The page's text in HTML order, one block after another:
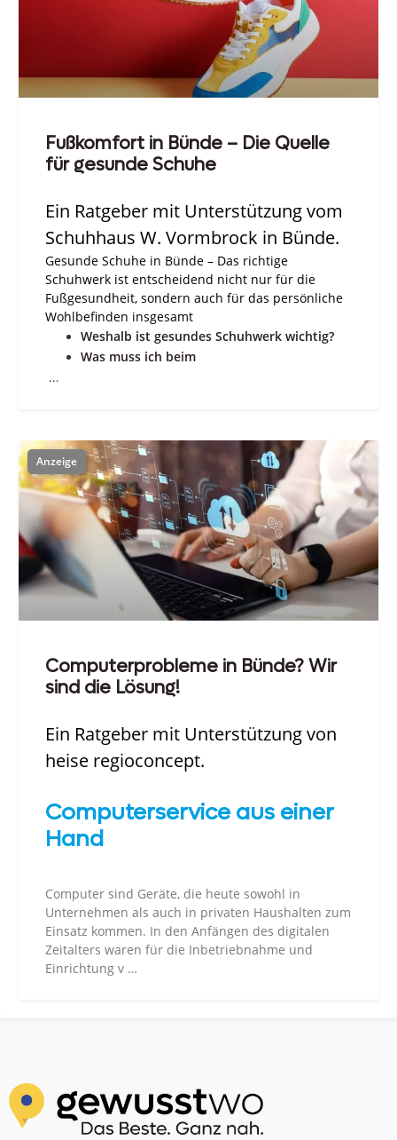
Fußkomfort in Bünde – Die Quelle
für gesunde Schuhe
Ein Ratgeber mit Unterstützung vom
Schuhhaus W. Vormbrock in Bünde.
Gesunde Schuhe in Bünde – Das richtige
Schuhwerk ist entscheidend nicht nur für die
Fußgesundheit, sondern auch für das persönliche
Wohlbefinden insgesamt
Weshalb ist gesundes Schuhwerk wichtig?
Was muss ich beim
…
Computerprobleme in Bünde? Wir
sind die Lösung!
Ein Ratgeber mit Unterstützung von
heise regioconcept.
Computerservice aus einer
Hand
Computer sind Geräte, die heute sowohl in
Unternehmen als auch in privaten Haushalten zum
Einsatz kommen. In den Anfängen des digitalen
Zeitalters waren für die Inbetriebnahme und
Einrichtung v …